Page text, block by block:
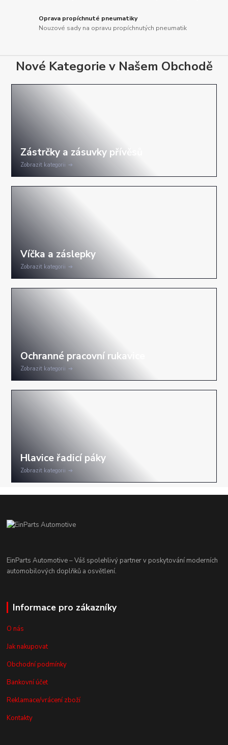
Oprava propíchnuté pneumatiky
Nouzové sady na opravu propíchnutých pneumatik
Nové Kategorie v Našem Obchodě
Zobrazit kategorii
Zobrazit kategorii
Zobrazit kategorii
Zobrazit kategorii
EinParts Automotive – Váš spolehlivý partner v poskytování moderních
automobilových doplňků a osvětlení.
Informace pro zákazníky
O nás
Jak nakupovat
Obchodní podmínky
Bankovní účet
Reklamace/vrácení zboží
Kontakty